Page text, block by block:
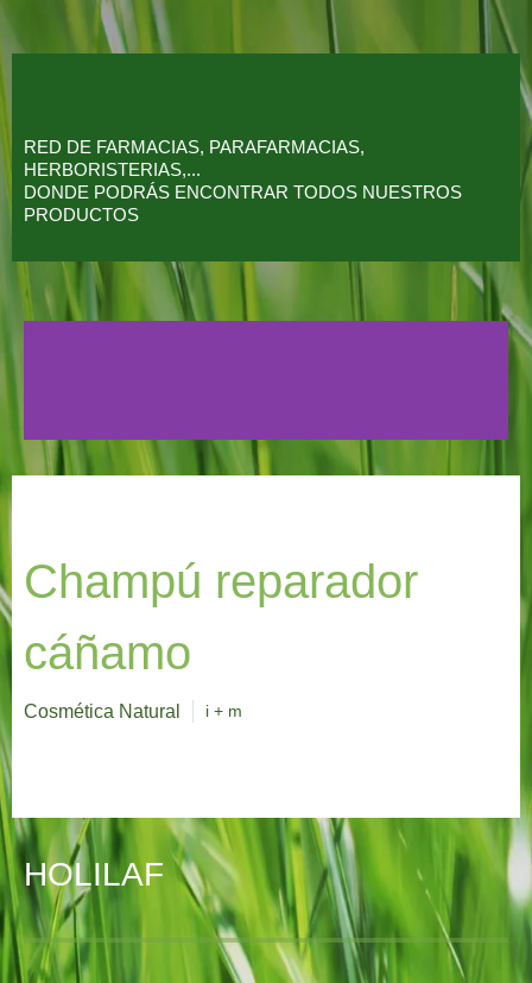
RED DE FARMACIAS, PARAFARMACIAS,
HERBORISTERIAS,...
DONDE PODRÁS ENCONTRAR TODOS NUESTROS
PRODUCTOS
Champú reparador
cáñamo
Cosmética Natural i + m
HOLILAF